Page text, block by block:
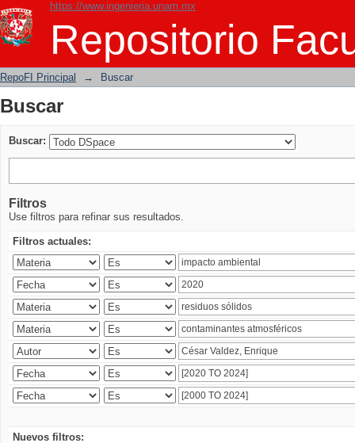
https://www.ingenieria.unam.mx
Repositorio
Buscar
RepoFI Principal → Buscar
Buscar
Buscar:
Filtros
Use filtros para refinar sus resultados.
Filtros actuales:
Nuevos filtros: